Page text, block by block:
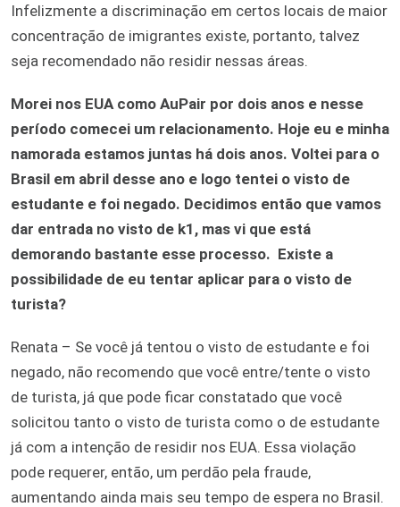
Infelizmente a discriminação em certos locais de maior
concentração de imigrantes existe, portanto, talvez
seja recomendado não residir nessas áreas.
Morei nos EUA como AuPair por dois anos e nesse
período comecei um relacionamento. Hoje eu e minha
namorada estamos juntas há dois anos. Voltei para o
Brasil em abril desse ano e logo tentei o visto de
estudante e foi negado. Decidimos então que vamos
dar entrada no visto de k1, mas vi que está
demorando bastante esse processo. Existe a
possibilidade de eu tentar aplicar para o visto de
turista?
Renata – Se você já tentou o visto de estudante e foi
negado, não recomendo que você entre/tente o visto
de turista, já que pode ficar constatado que você
solicitou tanto o visto de turista como o de estudante
já com a intenção de residir nos EUA. Essa violação
pode requerer, então, um perdão pela fraude,
aumentando ainda mais seu tempo de espera no Brasil.